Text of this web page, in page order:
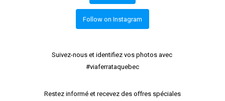
Follow on Instagram
Suivez-nous et identifiez vos photos avec
#viaferrataquebec
Restez informé et recevez des offres spéciales